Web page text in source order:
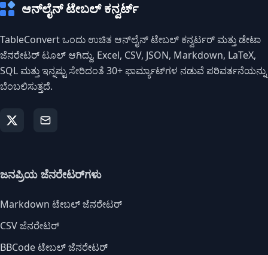
ಆನ್‌ಲೈನ್ ಟೇಬಲ್ ಕನ್ವರ್ಟ್
TableConvert ಒಂದು ಉಚಿತ ಆನ್‌ಲೈನ್ ಟೇಬಲ್ ಕನ್ವರ್ಟರ್ ಮತ್ತು ಡೇಟಾ
ಜೆನರೇಟರ್ ಟೂಲ್ ಆಗಿದ್ದು, Excel, CSV, JSON, Markdown, LaTeX,
SQL ಮತ್ತು ಇನ್ನಷ್ಟು ಸೇರಿದಂತೆ 30+ ಫಾರ್ಮ್ಯಾಟ್‌ಗಳ ನಡುವೆ ಪರಿವರ್ತನೆಯನ್ನು
ಬೆಂಬಲಿಸುತ್ತದೆ.
ಜನಪ್ರಿಯ ಜೆನರೇಟರ್‌ಗಳು
Markdown ಟೇಬಲ್ ಜೆನರೇಟರ್
CSV ಜೆನರೇಟರ್
BBCode ಟೇಬಲ್ ಜೆನರೇಟರ್